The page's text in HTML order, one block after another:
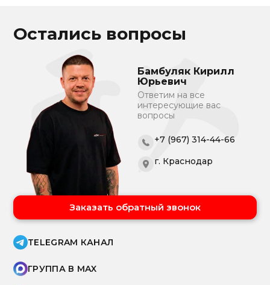
Остались вопросы
Бамбуляк Кирилл
Юрьевич
Ответим на все
интересующие вас
вопросы
+7 (967) 314-44-66
г. Краснодар
Заказать обратный звонок
TELEGRAM КАНАЛ
ГРУППА В MAX